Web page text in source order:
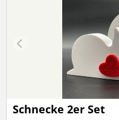
Schnecke 2er Set